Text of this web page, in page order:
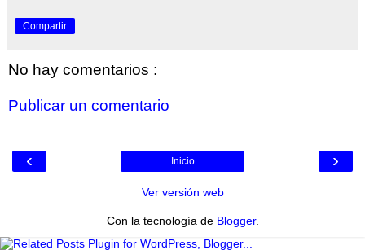
Compartir
No hay comentarios :
Publicar un comentario
‹ ›
Inicio
Ver versión web
Con la tecnología de Blogger.